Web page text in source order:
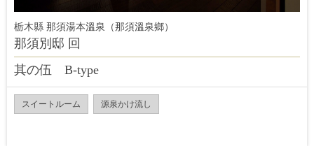
栃木縣 那須湯本溫泉（那須溫泉鄉）
那須別邸 回
其の伍 B‐type
スイートルーム 源泉かけ流し